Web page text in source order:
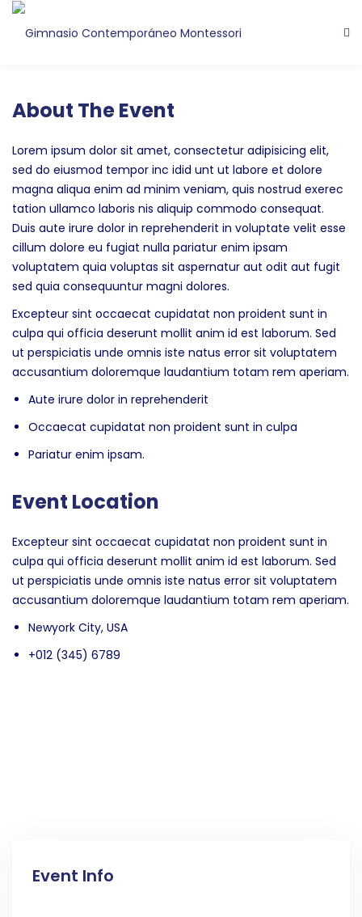
About The Event
Lorem ipsum dolor sit amet, consectetur adipisicing elit,
sed do eiusmod tempor inc idid unt ut labore et dolore
magna aliqua enim ad minim veniam, quis nostrud exerec
tation ullamco laboris nis aliquip commodo consequat.
Duis aute irure dolor in reprehenderit in voluptate velit esse
cillum dolore eu fugiat nulla pariatur enim ipsam
voluptatem quia voluptas sit aspernatur aut odit aut fugit
sed quia consequuntur magni dolores.
Excepteur sint occaecat cupidatat non proident sunt in
culpa qui officia deserunt mollit anim id est laborum. Sed
ut perspiciatis unde omnis iste natus error sit voluptatem
accusantium doloremque laudantium totam rem aperiam.
Aute irure dolor in reprehenderit
Occaecat cupidatat non proident sunt in culpa
Pariatur enim ipsam.
Event Location
Excepteur sint occaecat cupidatat non proident sunt in
culpa qui officia deserunt mollit anim id est laborum. Sed
ut perspiciatis unde omnis iste natus error sit voluptatem
accusantium doloremque laudantium totam rem aperiam.
Newyork City, USA
+012 (345) 6789
Event Info